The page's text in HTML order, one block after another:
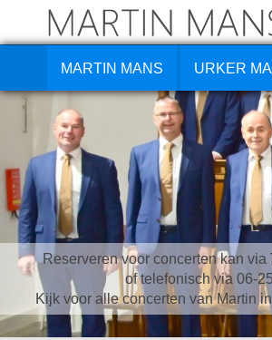
MARTIN MANS URKER
Reserveren voor concerten kan via
of telefonisch via 06-
Kijk voor alle concerten van Martin